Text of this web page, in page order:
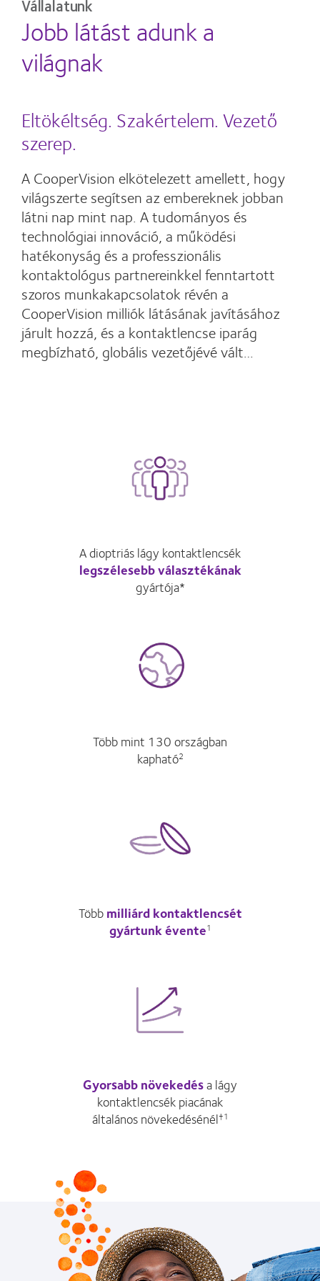
Vállalatunk
Jobb látást adunk a
világnak
Eltökéltség. Szakértelem. Vezető
szerep.
A CooperVision elkötelezett amellett, hogy
világszerte segítsen az embereknek jobban
látni nap mint nap. A tudományos és
technológiai innováció, a működési
hatékonyság és a professzionális
kontaktológus partnereinkkel fenntartott
szoros munkakapcsolatok révén a
CooperVision milliók látásának javításához
járult hozzá, és a kontaktlencse iparág
megbízható, globális vezetőjévé vált…
A dioptriás lágy kontaktlencsék
legszélesebb választékának
gyártója*
Több mint 130 országban
kapható2
Többmilliárd kontaktlencsét
gyártunk évente1
Gyorsabb növekedésa lágy
kontaktlencsék piacának
általános növekedésénél†1